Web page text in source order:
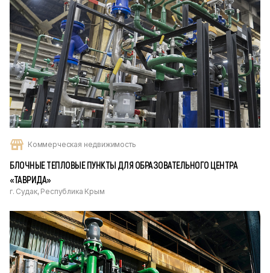
Коммерческая недвижимость
БЛОЧНЫЕ ТЕПЛОВЫЕ ПУНКТЫ ДЛЯ ОБРАЗОВАТЕЛЬНОГО ЦЕНТРА
«ТАВРИДА»
г. Судак, Республика Крым